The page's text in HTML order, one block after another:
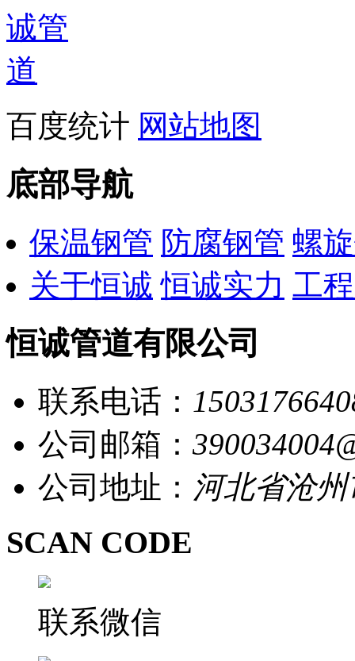
百度统计 网站地图
底部导航
保温钢管 防腐钢管 螺
关于恒诚 恒诚实力 工
恒诚管道有限公司
联系电话：
公司邮箱：
公司地址： 河北省沧
SCAN CODE
联系微信